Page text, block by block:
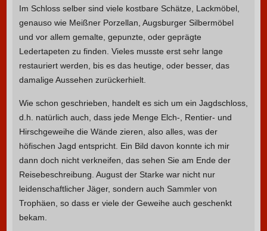
Im Schloss selber sind viele kostbare Schätze, Lackmöbel,
genauso wie Meißner Porzellan, Augsburger Silbermöbel
und vor allem gemalte, gepunzte, oder geprägte
Ledertapeten zu finden. Vieles musste erst sehr lange
restauriert werden, bis es das heutige, oder besser, das
damalige Aussehen zurückerhielt.
Wie schon geschrieben, handelt es sich um ein Jagdschloss,
d.h. natürlich auch, dass jede Menge Elch-, Rentier- und
Hirschgeweihe die Wände zieren, also alles, was der
höfischen Jagd entspricht. Ein Bild davon konnte ich mir
dann doch nicht verkneifen, das sehen Sie am Ende der
Reisebeschreibung. August der Starke war nicht nur
leidenschaftlicher Jäger, sondern auch Sammler von
Trophäen, so dass er viele der Geweihe auch geschenkt
bekam.